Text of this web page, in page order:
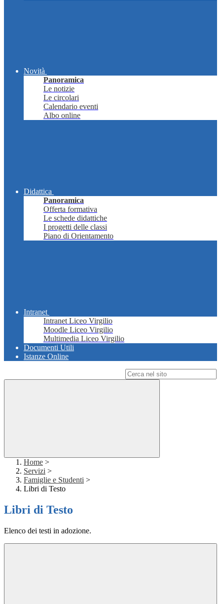
Novità
Panoramica
Le notizie
Le circolari
Calendario eventi
Albo online
Didattica
Panoramica
Offerta formativa
Le schede didattiche
I progetti delle classi
Piano di Orientamento
Intranet
Intranet Liceo Virgilio
Moodle Liceo Virgilio
Multimedia Liceo Virgilio
Documenti Utili
Istanze Online
Home >
Servizi >
Famiglie e Studenti >
Libri di Testo
Libri di Testo
Elenco dei testi in adozione.